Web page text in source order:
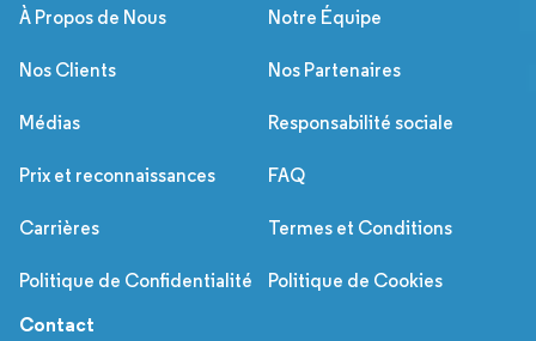
À Propos de Nous
Notre Équipe
Nos Clients Nos Partenaires
Médias Responsabilité sociale
Prix et reconnaissances FAQ
Carrières Termes et Conditions
Politique de Confidentialité Politique de Cookies
Contact